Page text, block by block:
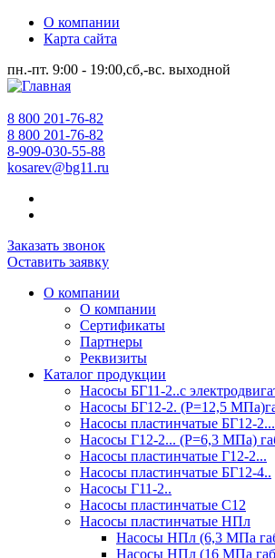
О компании
Карта сайта
пн.-пт. 9:00 - 19:00,сб,-вс. выходной
8 800 201-76-82
8 800 201-76-82
8-909-030-55-88
kosarev@bg11.ru
Заказать звонок
Оставить заявку
О компании
О компании
Сертификаты
Партнеры
Реквизиты
Каталог продукции
Насосы БГ11-2..с
Насосы БГ12-2. (Р=12,5
Насосы пластинчатые БГ12-2...
Насосы Г12-2... (Р=6,3 МПа)
Насосы пластинчатые Г12-2...
Насосы пластинчатые БГ12-4..
Насосы Г11-2..
Насосы пластинчатые С12
Насосы пластинчатые НПл
Насосы НПл (6,3 МПа
Насосы НПл (16 МПа